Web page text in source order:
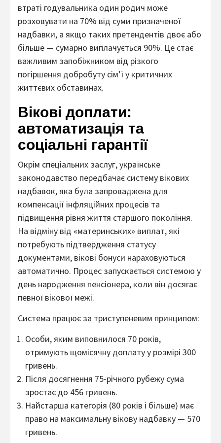
втраті годувальника один родич може
розховувати на 70% від суми призначеної
надбавки, а якщо таких претендентів двоє або
більше — сумарно виплачується 90%. Це стає
важливим запобіжником від різкого
погіршення добробуту сім’ї у критичних
життєвих обставинах.
Вікові доплати:
автоматизація та
соціальні гарантії
Окрім спеціальних заслуг, українське
законодавство передбачає систему вікових
надбавок, яка була запроваджена для
компенсації інфляційних процесів та
підвищення рівня життя старшого покоління.
На відміну від «материнських» виплат, які
потребують підтвердження статусу
документами, вікові бонуси нараховуються
автоматично. Процес запускається системою у
день народження пенсіонера, коли він досягає
певної вікової межі.
Система працює за триступеневим принципом:
Особи, яким виповнилося 70 років,
отримують щомісячну доплату у розмірі 300
гривень.
Після досягнення 75-річного рубежу сума
зростає до 456 гривень.
Найстарша категорія (80 років і більше) має
право на максимальну вікову надбавку — 570
гривень.